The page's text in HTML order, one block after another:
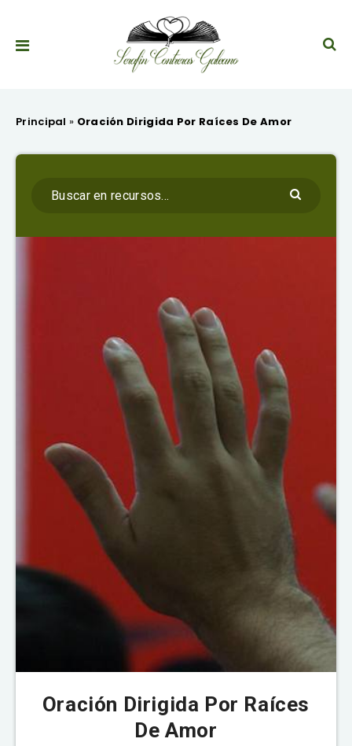
Principal » Oración Dirigida Por Raíces De Amor
Oración Dirigida Por Raíces
De Amor